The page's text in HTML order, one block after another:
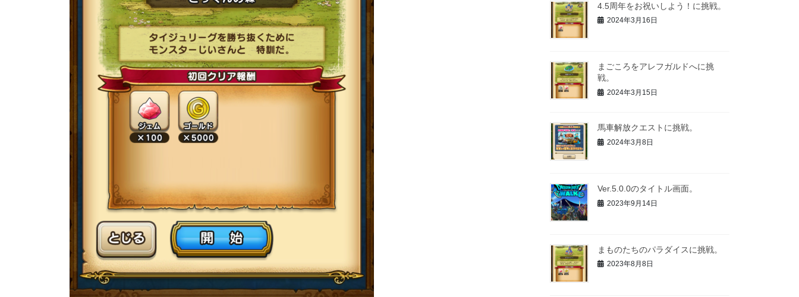
4.5周年をお祝いしよう！に挑戦。
2024年3月16日
まごころをアレフガルドへに挑
戦。
2024年3月15日
馬車解放クエストに挑戦。
2024年3月8日
Ver.5.0.0のタイトル画面。
2023年9月14日
まものたちのパラダイスに挑戦。
2023年8月8日